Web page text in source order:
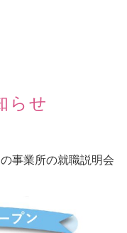
らせ
事業所の就職説明会